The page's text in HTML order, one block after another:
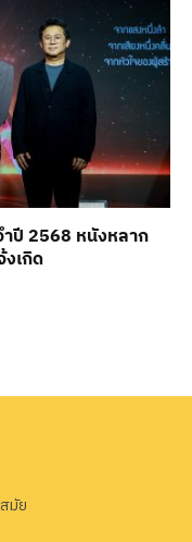
ปี 2568 หนังหลาก
เกิด
มัย